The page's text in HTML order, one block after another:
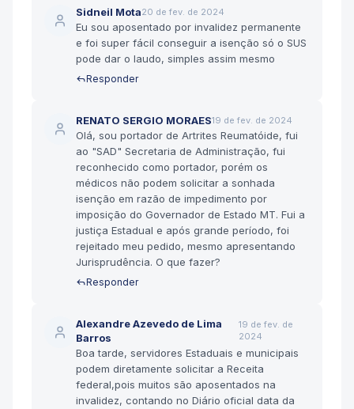
Sidneil Mota20 de fev. de 2024
Eu sou aposentado por invalidez permanente
e foi super fácil conseguir a isenção só o SUS
pode dar o laudo, simples assim mesmo
Responder
RENATO SERGIO MORAES19 de fev. de 2024
Olá, sou portador de Artrites Reumatóide, fui
ao "SAD" Secretaria de Administração, fui
reconhecido como portador, porém os
médicos não podem solicitar a sonhada
isenção em razão de impedimento por
imposição do Governador de Estado MT. Fui a
justiça Estadual e após grande período, foi
rejeitado meu pedido, mesmo apresentando
Jurisprudência. O que fazer?
Responder
Alexandre Azevedo de Lima
Barros
19 de fev. de
2024
Boa tarde, servidores Estaduais e municipais
podem diretamente solicitar a Receita
federal,pois muitos são aposentados na
invalidez, contando no Diário oficial data da